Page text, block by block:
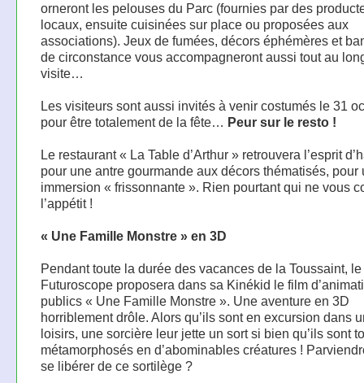
orneront les pelouses du Parc (fournies par des
locaux, ensuite cuisinées sur place ou proposées aux
associations). Jeux de fumées, décors éphémères et
de circonstance vous accompagneront aussi tout au
visite…
Les visiteurs sont aussi invités à venir costumés le 31
pour être totalement de la fête… Peur sur le resto !
Le restaurant « La Table d’Arthur » retrouvera l’esprit
pour une antre gourmande aux décors thématisés, pour
immersion « frissonnante ». Rien pourtant qui ne vous
l’appétit !
« Une Famille Monstre » en 3D
Pendant toute la durée des vacances de la Toussaint, le
Futuroscope proposera dans sa Kinékid le film
publics « Une Famille Monstre ». Une aventure en 3D
horriblement drôle. Alors qu’ils sont en excursion dans
loisirs, une sorcière leur jette un sort si bien qu’ils sont
métamorphosés en d’abominables créatures !
se libérer de ce sortilège ?